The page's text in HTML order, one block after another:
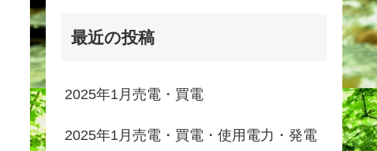
最近の投稿
2025年1月売電・買電
2025年1月売電・買電・使用電力・発電